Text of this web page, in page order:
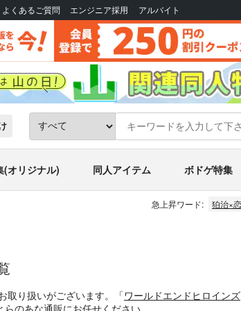
よくあるご質問 エンジニア採用 アルバイト
(オリジナル) 同人アイテム ボドゲ特集
急上昇ワード: 狛治×
取り扱いがございます。「ワールドエンドヒロインズ
のあな通販にお任せください。